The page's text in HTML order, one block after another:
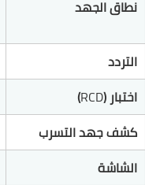
نطاق الجهد
التردد
اختبار (RCD
)
كشف جهد التسرب
الشاشة